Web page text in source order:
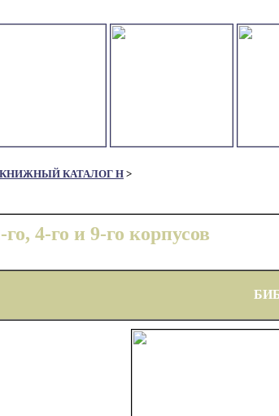
КНИЖНЫЙ КАТАЛОГ Н >
4-го и 9-го корпусов